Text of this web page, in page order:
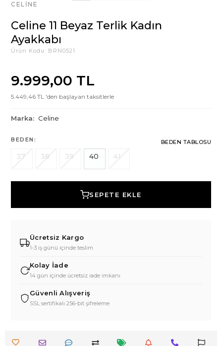
CELINE
Celine 11 Beyaz Terlik Kadın
Ayakkabı
Ürün Kodu: BRN0521
9.999,00 TL
5.449,46 TL 'den başlayan taksitlerle
Marka: Celine
BEDEN: BEDEN TABLOSU
37 38 39 40 41
SEPETE EKLE
Ücretsiz Kargo
1-3 iş günü içinde teslim
Kolay İade
14 gün içinde ücretsiz iade imkanı
Güvenli Alışveriş
SSL sertifikalı 256-bit şifreleme